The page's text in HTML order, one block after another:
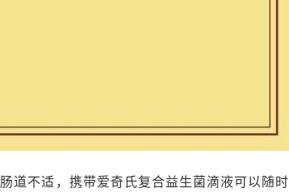
道不适，携带爱奇氏复合益生菌滴液可以随时